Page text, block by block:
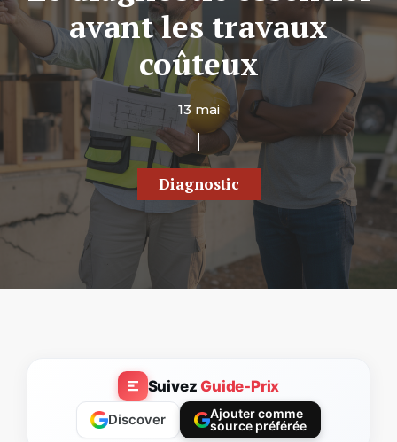
avant les travaux
coûteux
13 mai
Diagnostic
SuivezGuide-Prix
Discover
Ajouter comme
source préférée